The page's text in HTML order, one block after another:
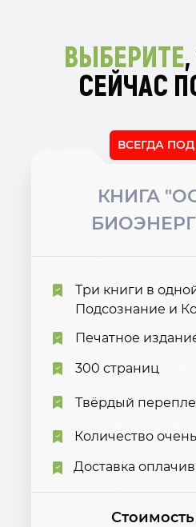
ВЫБЕРИТЕ
СЕЙЧАС
КНИГА
Три книги в
Подсознание и
Печатное
300 страниц
ВСЕГДА
Твёрдый
Количество
Доставка